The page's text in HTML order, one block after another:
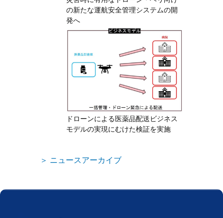
の新たな運航安全管理システムの開
発へ
ドローンによる医薬品配送ビジネス
モデルの実現にむけた検証を実施
＞ ニュースアーカイブ